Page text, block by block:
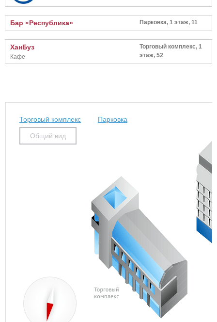
Бар «Республика» Парковка, 1 этаж, 11
ХанБуз
Кафе
Торговый комплекс, 1
этаж, 52
Торговый комплекс Парковка
Общий вид